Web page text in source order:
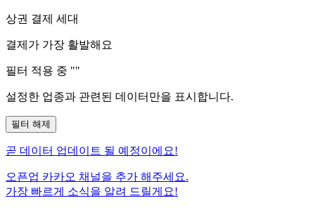
상권 결제 세대
결제가 가장 활발해요
필터 적용 중 ""
설정한 업종과 관련된 데이터만을 표시합니다.
필터 해제
곧 데이터 업데이트 될 예정이에요!
오픈업 카카오 채널을 추가 해주세요.
가장 빠르게 소식을 알려 드릴게요!